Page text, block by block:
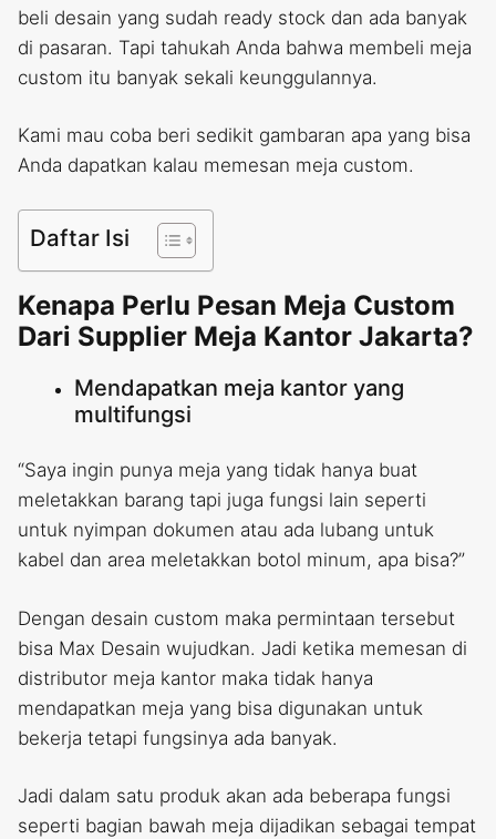
beli desain yang sudah ready stock dan ada banyak
di pasaran. Tapi tahukah Anda bahwa membeli meja
custom itu banyak sekali keunggulannya.
Kami mau coba beri sedikit gambaran apa yang bisa
Anda dapatkan kalau memesan meja custom.
Daftar Isi
Kenapa Perlu Pesan Meja Custom
Dari Supplier Meja Kantor Jakarta?
Mendapatkan meja kantor yang
multifungsi
“Saya ingin punya meja yang tidak hanya buat
meletakkan barang tapi juga fungsi lain seperti
untuk nyimpan dokumen atau ada lubang untuk
kabel dan area meletakkan botol minum, apa bisa?”
Dengan desain custom maka permintaan tersebut
bisa Max Desain wujudkan. Jadi ketika memesan di
distributor meja kantor maka tidak hanya
mendapatkan meja yang bisa digunakan untuk
bekerja tetapi fungsinya ada banyak.
Jadi dalam satu produk akan ada beberapa fungsi
seperti bagian bawah meja dijadikan sebagai tempat